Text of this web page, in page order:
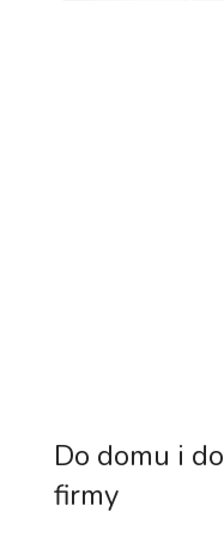
Do domu i do
firmy